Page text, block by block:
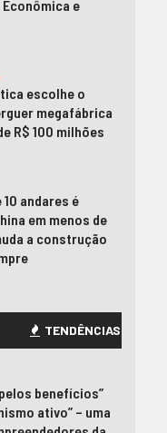
e
escolhe o
megafábrica
R$ 100 milhões
10 andares é
em menos de
a construção
TENDÊNCIAS
benefícios”
ativo” – uma